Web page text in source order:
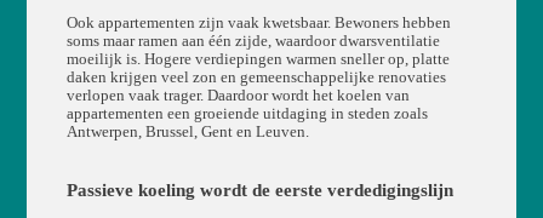
Ook appartementen zijn vaak kwetsbaar. Bewoners hebben
soms maar ramen aan één zijde, waardoor dwarsventilatie
moeilijk is. Hogere verdiepingen warmen sneller op, platte
daken krijgen veel zon en gemeenschappelijke renovaties
verlopen vaak trager. Daardoor wordt het koelen van
appartementen een groeiende uitdaging in steden zoals
Antwerpen, Brussel, Gent en Leuven.
Passieve koeling wordt de eerste verdedigingslijn